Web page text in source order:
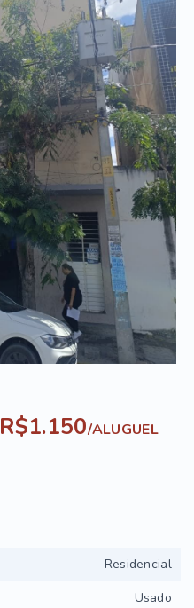
R$1.150/ALUGUEL
Residencial
Usado